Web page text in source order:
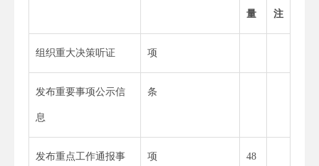
量 注
组织重大决策听证 项
发布重要事项公示信
息
条
发布重点工作通报事 项 48